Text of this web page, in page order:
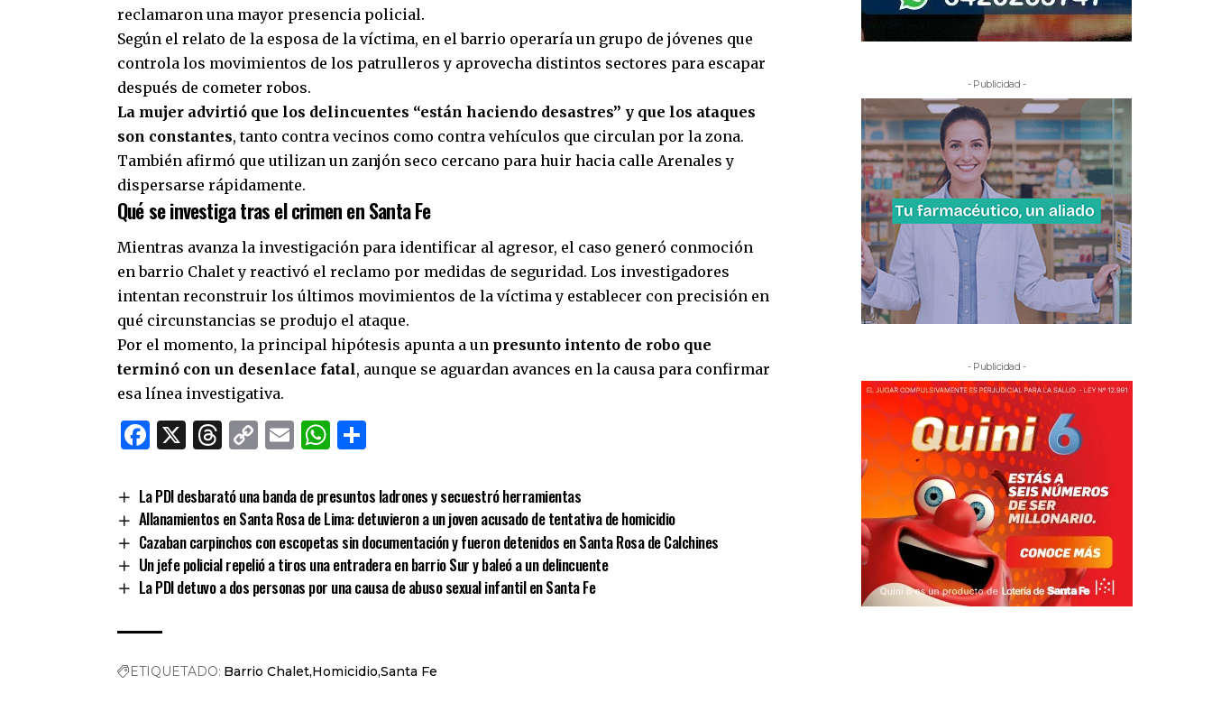
reclamaron una mayor presencia policial.
Según el relato de la esposa de la víctima, en el barrio operaría un grupo de jóvenes que
controla los movimientos de los patrulleros y aprovecha distintos sectores para escapar
después de cometer robos.
La mujer advirtió que los delincuentes “están haciendo desastres” y que los ataques
son constantes, tanto contra vecinos como contra vehículos que circulan por la zona.
También afirmó que utilizan un zanjón seco cercano para huir hacia calle Arenales y
dispersarse rápidamente.
Qué se investiga tras el crimen en Santa Fe
Mientras avanza la investigación para identificar al agresor, el caso generó conmoción
en barrio Chalet y reactivó el reclamo por medidas de seguridad. Los investigadores
intentan reconstruir los últimos movimientos de la víctima y establecer con precisión en
qué circunstancias se produjo el ataque.
Por el momento, la principal hipótesis apunta a un presunto intento de robo que
terminó con un desenlace fatal, aunque se aguardan avances en la causa para confirmar
esa línea investigativa.
Facebook
X Threads
CopyEmailWhatsApp
La PDI desbarató una banda de presuntos ladrones y secuestró herramientas
Allanamientos en Santa Rosa de Lima: detuvieron a un joven acusado de tentativa de homicidio
Cazaban carpinchos con escopetas sin documentación y fueron detenidos en Santa Rosa de Calchines
Un jefe policial repelió a tiros una entradera en barrio Sur y baleó a un delincuente
La PDI detuvo a dos personas por una causa de abuso sexual infantil en Santa Fe
ETIQUETADO: Barrio Chalet Homicidio Santa Fe
- Publicidad -
- Publicidad -